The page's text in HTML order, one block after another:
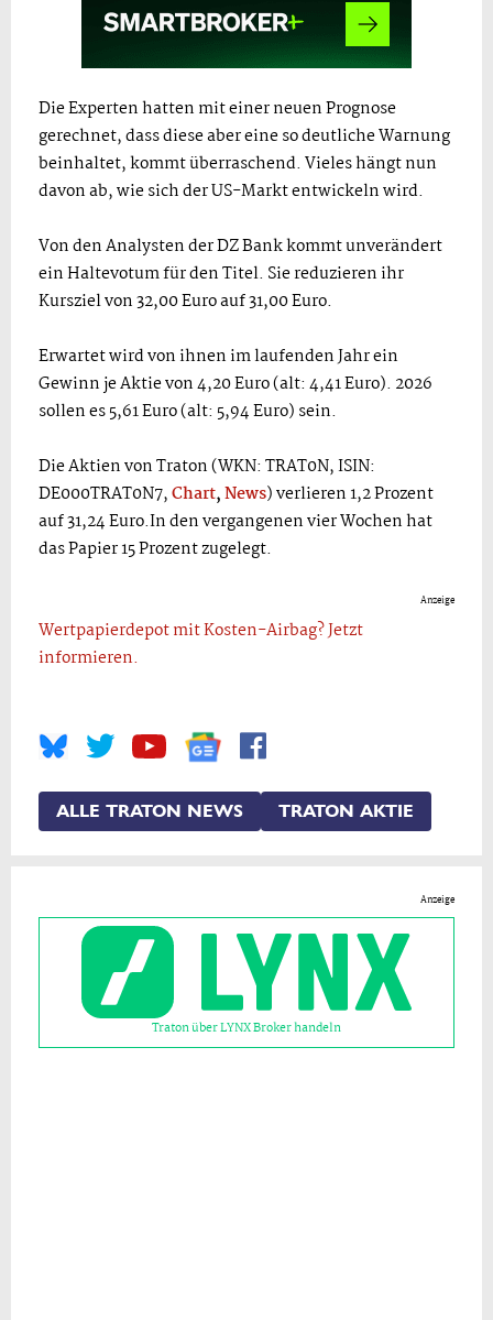
Die Experten hatten mit einer neuen Prognose
gerechnet, dass diese aber eine so deutliche Warnung
beinhaltet, kommt überraschend. Vieles hängt nun
davon ab, wie sich der US-Markt entwickeln wird.
Von den Analysten der DZ Bank kommt unverändert
ein Haltevotum für den Titel. Sie reduzieren ihr
Kursziel von 32,00 Euro auf 31,00 Euro.
Erwartet wird von ihnen im laufenden Jahr ein
Gewinn je Aktie von 4,20 Euro (alt: 4,41 Euro). 2026
sollen es 5,61 Euro (alt: 5,94 Euro) sein.
Die Aktien von Traton (WKN: TRAT0N, ISIN:
DE000TRAT0N7,Chart,News) verlieren 1,2 Prozent
auf 31,24 Euro.In den vergangenen vier Wochen hat
das Papier 15 Prozent zugelegt.
Anzeige
Wertpapierdepot mit Kosten-Airbag? Jetzt
informieren.
ALLE TRATON NEWS TRATON AKTIE
Anzeige
Traton über LYNX Broker handeln